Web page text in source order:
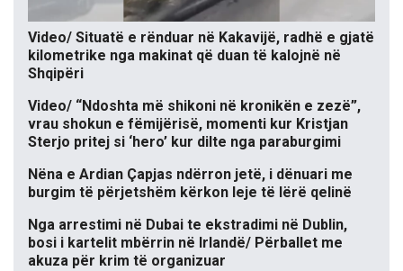
Video/ Situatë e rënduar në Kakavijë, radhë e gjatë
kilometrike nga makinat që duan të kalojnë në
Shqipëri
Video/ “Ndoshta më shikoni në kronikën e zezë”,
vrau shokun e fëmijërisë, momenti kur Kristjan
Sterjo pritej si ‘hero’ kur dilte nga paraburgimi
Nëna e Ardian Çapjas ndërron jetë, i dënuari me
burgim të përjetshëm kërkon leje të lërë qelinë
Nga arrestimi në Dubai te ekstradimi në Dublin,
bosi i kartelit mbërrin në Irlandë/ Përballet me
akuza për krim të organizuar